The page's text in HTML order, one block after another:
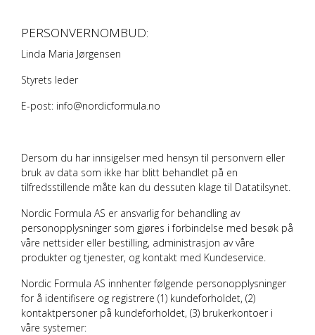
PERSONVERNOMBUD:
Linda Maria Jørgensen
Styrets leder
E-post: info@nordicformula.no
Dersom du har innsigelser med hensyn til personvern eller
bruk av data som ikke har blitt behandlet på en
tilfredsstillende måte kan du dessuten klage til Datatilsynet.
Nordic Formula AS er ansvarlig for behandling av
personopplysninger som gjøres i forbindelse med besøk på
våre nettsider eller bestilling, administrasjon av våre
produkter og tjenester, og kontakt med Kundeservice.
Nordic Formula AS innhenter følgende personopplysninger
for å identifisere og registrere (1) kundeforholdet, (2)
kontaktpersoner på kundeforholdet, (3) brukerkontoer i
våre systemer: